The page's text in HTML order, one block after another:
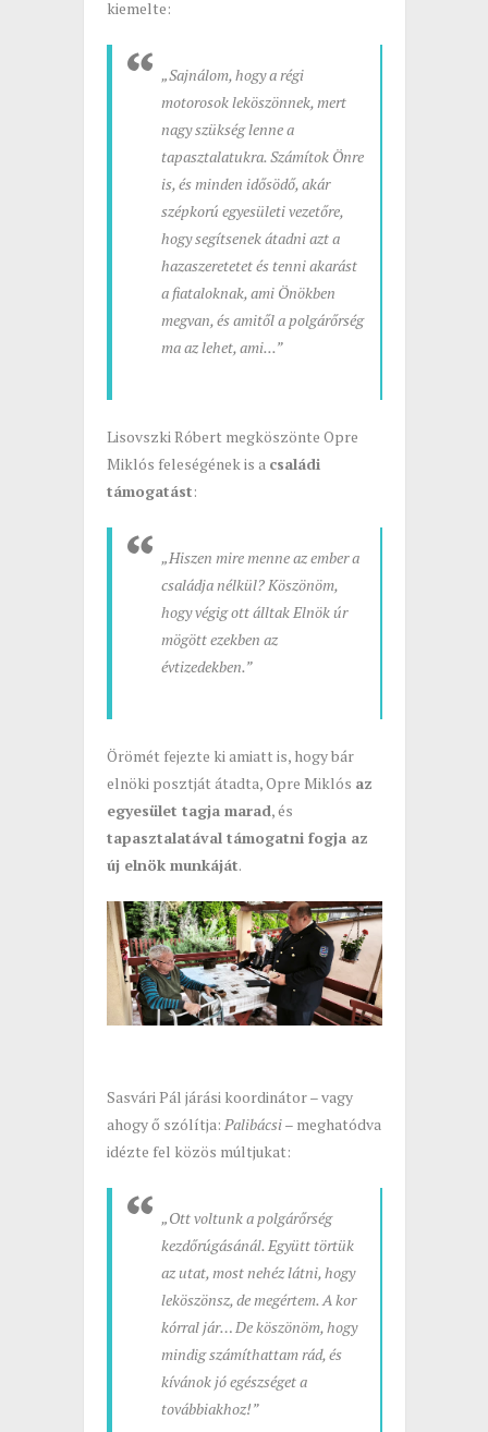
kiemelte:
„Sajnálom, hogy a régi
motorosok leköszönnek, mert
nagy szükség lenne a
tapasztalatukra. Számítok Önre
is, és minden idősödő, akár
szépkorú egyesületi vezetőre,
hogy segítsenek átadni azt a
hazaszeretetet és tenni akarást
a fiataloknak, ami Önökben
megvan, és amitől a polgárőrség
ma az lehet, ami...”
Lisovszki Róbert megköszönte Opre
Miklós feleségének is a családi
támogatást:
„Hiszen mire menne az ember a
családja nélkül? Köszönöm,
hogy végig ott álltak Elnök úr
mögött ezekben az
évtizedekben.”
Örömét fejezte ki amiatt is, hogy bár
elnöki posztját átadta, Opre Miklós az
egyesület tagja marad, és
tapasztalatával támogatni fogja az
új elnök munkáját.
Sasvári Pál járási koordinátor – vagy
ahogy ő szólítja: Palibácsi– meghatódva
idézte fel közös múltjukat:
„Ott voltunk a polgárőrség
kezdőrúgásánál. Együtt törtük
az utat, most nehéz látni, hogy
leköszönsz, de megértem. A kor
kórral jár… De köszönöm, hogy
mindig számíthattam rád, és
kívánok jó egészséget a
továbbiakhoz!”